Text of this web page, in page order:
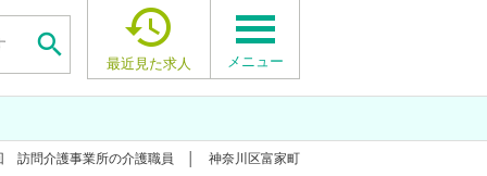
 
最近見た求人 メニュー
訪問介護事業所の介護職員 │ 神奈川区富家町